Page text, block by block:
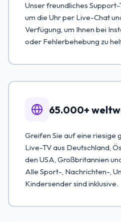
Unser freundliches
um die Uhr per Live-Chat
Verfügung, um Ihnen bei
oder Fehlerbehebung zu
65.000+
Greifen Sie auf eine riesige
Live-TV aus Deutschland,
den USA, Großbritannien
Alle Sport-, Nachrichten-,
Kindersender sind inklusive.